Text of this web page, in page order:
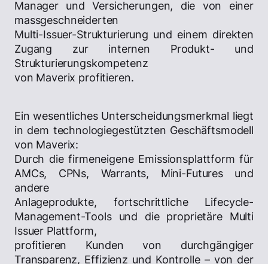
Manager und Versicherungen, die von einer
massgeschneiderten
Multi-Issuer-Strukturierung und einem direkten
Zugang zur internen Produkt- und
Strukturierungskompetenz
von Maverix profitieren.
Ein wesentliches Unterscheidungsmerkmal liegt
in dem technologiegestützten Geschäftsmodell
von Maverix:
Durch die firmeneigene Emissionsplattform für
AMCs, CPNs, Warrants, Mini-Futures und
andere
Anlageprodukte, fortschrittliche Lifecycle-
Management-Tools und die proprietäre Multi
Issuer Plattform,
profitieren Kunden von durchgängiger
Transparenz, Effizienz und Kontrolle – von der